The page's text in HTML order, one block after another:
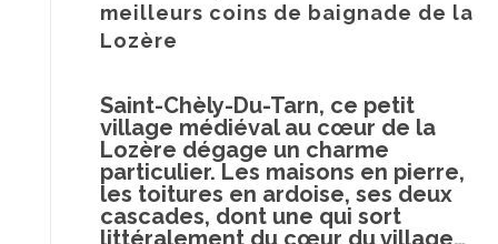
meilleurs coins de baignade de la
Lozère
Saint-Chèly-Du-Tarn, ce petit
village médiéval au cœur de la
Lozère dégage un charme
particulier. Les maisons en pierre,
les toitures en ardoise, ses deux
cascades, dont une qui sort